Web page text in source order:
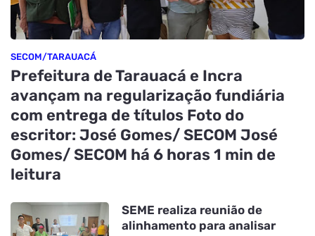
SECOM/TARAUACÁ
Prefeitura de Tarauacá e Incra
avançam na regularização fundiária
com entrega de títulos Foto do
escritor: José Gomes/ SECOM José
Gomes/ SECOM há 6 horas 1 min de
leitura
SEME realiza reunião de
alinhamento para analisar